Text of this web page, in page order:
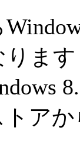
りま
トア